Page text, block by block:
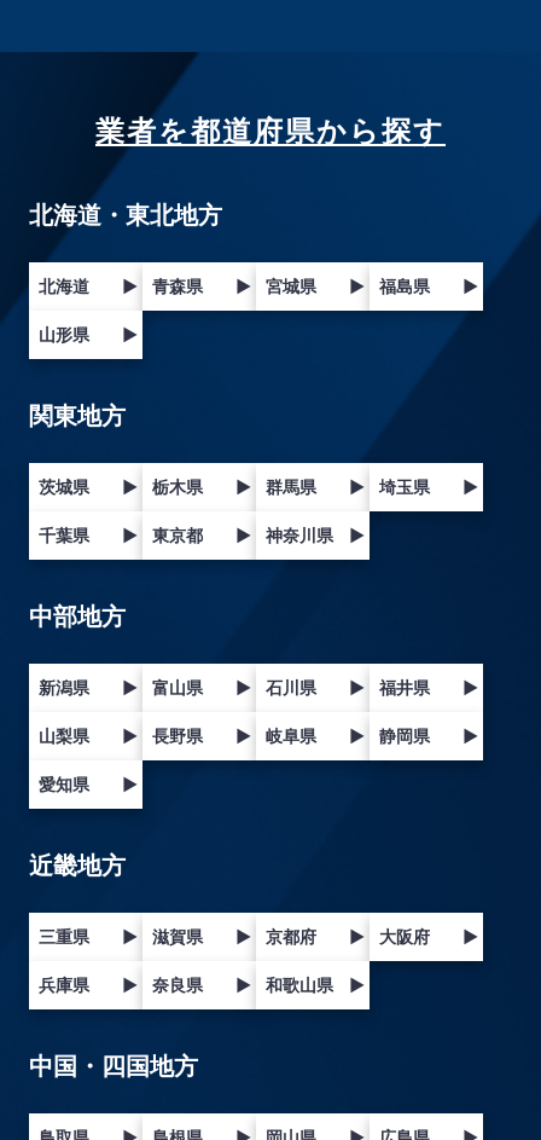
業者を都道府県から探す
北海道・東北地方
北海道 ▶ 青森県 ▶ 宮城県 ▶ 福島県 ▶
山形県 ▶
関東地方
茨城県 ▶ 栃木県 ▶ 群馬県 ▶ 埼玉県 ▶
千葉県 ▶ 東京都 ▶ 神奈川県 ▶
中部地方
新潟県 ▶ 富山県 ▶ 石川県 ▶ 福井県 ▶
山梨県 ▶ 長野県 ▶ 岐阜県 ▶ 静岡県 ▶
愛知県 ▶
近畿地方
三重県 ▶ 滋賀県 ▶ 京都府 ▶ 大阪府 ▶
兵庫県 ▶ 奈良県 ▶ 和歌山県 ▶
中国・四国地方